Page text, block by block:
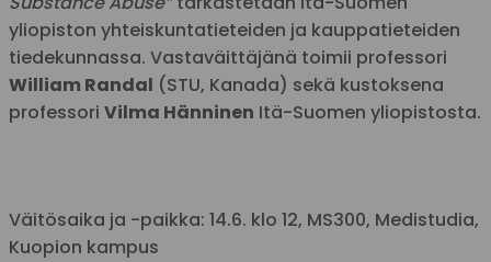
yliopiston yhteiskuntatieteiden ja kauppatieteiden
tiedekunnassa. Vastaväittäjänä toimii professori
William Randal (STU, Kanada) sekä kustoksena
professori Vilma Hänninen Itä-Suomen yliopistosta.
Väitösaika ja -paikka: 14.6. klo 12, MS300, Medistudia,
Kuopion kampus